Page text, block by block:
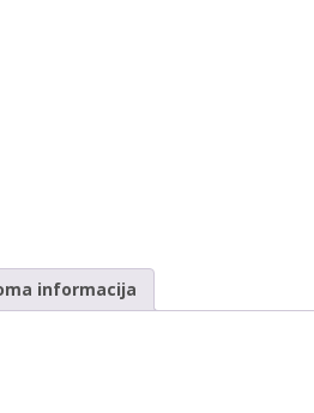
informacija